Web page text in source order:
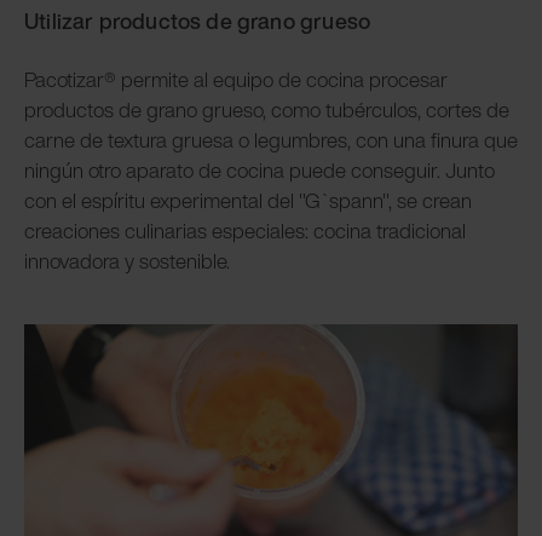
Utilizar productos de grano grueso
Pacotizar® permite al equipo de cocina procesar
productos de grano grueso, como tubérculos, cortes de
carne de textura gruesa o legumbres, con una finura que
ningún otro aparato de cocina puede conseguir. Junto
con el espíritu experimental del "G`spann", se crean
creaciones culinarias especiales: cocina tradicional
innovadora y sostenible.